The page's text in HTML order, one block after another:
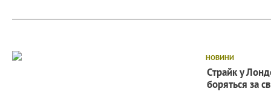
НОВИНИ
Страйк у
боряться за